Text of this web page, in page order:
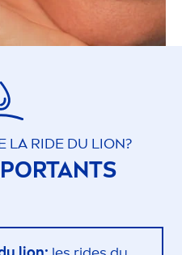
LA RIDE DU LION?